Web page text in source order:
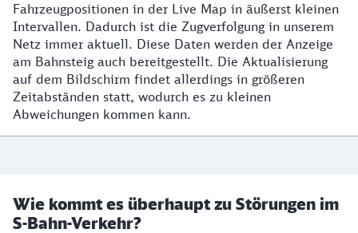
Fahrzeugpositionen in der Live Map in äußerst kleinen
Intervallen. Dadurch ist die Zugverfolgung in unserem
Netz immer aktuell. Diese Daten werden der Anzeige
am Bahnsteig auch bereitgestellt. Die Aktualisierung
auf dem Bildschirm findet allerdings in größeren
Zeitabständen statt, wodurch es zu kleinen
Abweichungen kommen kann.
Wie kommt es überhaupt zu Störungen im
S-Bahn-Verkehr?